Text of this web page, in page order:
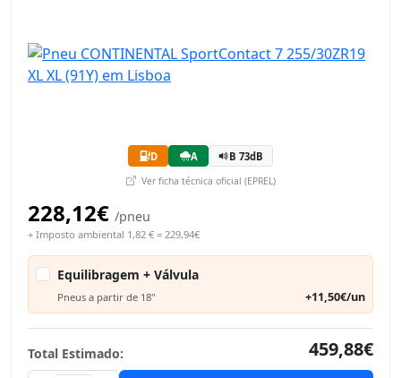
D A B 73dB
Ver ficha técnica oficial (EPREL)
228,12€ /pneu
+ Imposto ambiental 1,82 € = 229,94€
Equilibragem + Válvula
Pneus a partir de 18" +11,50€/un
Total Estimado:
459,88€